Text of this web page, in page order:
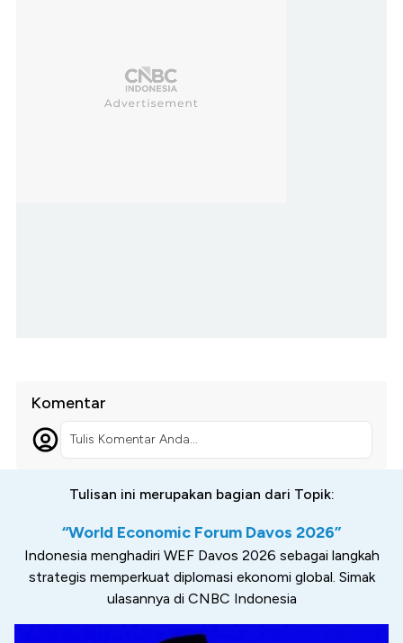
Komentar
Tulis Komentar Anda...
Tulisan ini merupakan bagian dari Topik:
“World Economic Forum Davos 2026”
Indonesia menghadiri WEF Davos 2026 sebagai langkah
strategis memperkuat diplomasi ekonomi global. Simak
ulasannya di CNBC Indonesia